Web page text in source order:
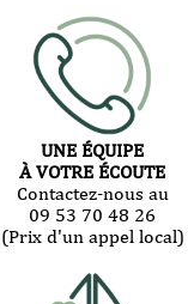
UNE ÉQUIPE
À VOTRE ÉCOUTE
Contactez-nous au
09 53 70 48 26
(Prix d'un appel local)